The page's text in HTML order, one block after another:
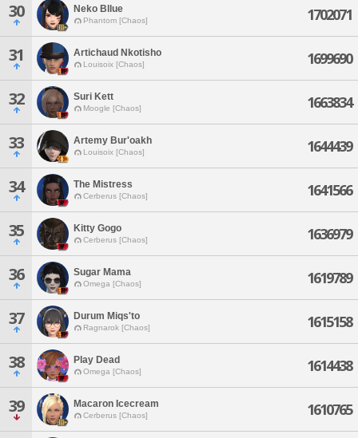
30 Neko Bllue
Phantom [Chaos] 1702071
31 Artichaud Nkotisho
Louisoix [Chaos] 1699690
32 Suri Kett
Moogle [Chaos] 1663834
33 Artemy Bur'oakh
Louisoix [Chaos] 1644439
34 The Mistress
Cerberus [Chaos] 1641566
35 Kitty Gogo
Cerberus [Chaos] 1636979
36 Sugar Mama
Omega [Chaos] 1619789
37 Durum Miqs'to
Ragnarok [Chaos] 1615158
38 Play Dead
Omega [Chaos] 1614438
39 Macaron Icecream
Cerberus [Chaos] 1610765